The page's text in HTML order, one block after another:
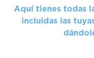
Aquí tienes todas
incluidas las